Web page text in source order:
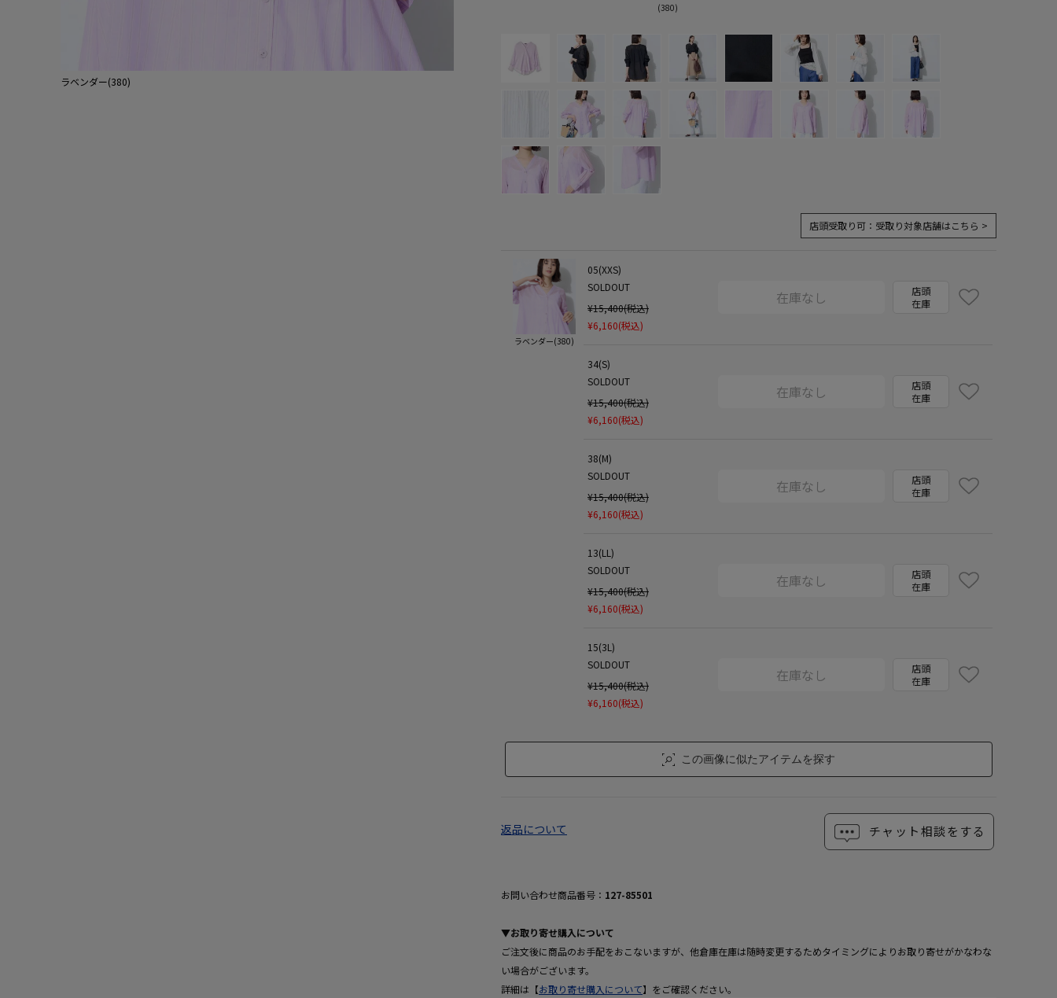
ラベンダー(380)
(380)
店頭受取り可： 受取り対象店舗はこちら >
ラベンダー(380)
05(XXS)
SOLDOUT
¥15,400(税込)
¥6,160(税込)
在庫なし
店頭
在庫
34(S)
SOLDOUT
¥15,400(税込)
¥6,160(税込)
在庫なし
店頭
在庫
38(M)
SOLDOUT
¥15,400(税込)
¥6,160(税込)
在庫なし
店頭
在庫
13(LL)
SOLDOUT
¥15,400(税込)
¥6,160(税込)
在庫なし
店頭
在庫
15(3L)
SOLDOUT
¥15,400(税込)
¥6,160(税込)
在庫なし
店頭
在庫
この画像に似たアイテムを探す
チャット相談をする
返品について
お問い合わせ商品番号： 127-85501
▼お取り寄せ購入について
ご注文後に商品のお手配をおこないますが、他倉庫在庫は随時変更するためタイミングによりお取り寄せがかなわな
い場合がございます。
詳細は【お取り寄せ購入について】をご確認ください。